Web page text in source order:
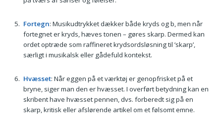
Fortegn: Musikudtrykket dækker både kryds og b, men når
fortegnet er kryds, hæves tonen – gøres skarp. Dermed kan
ordet optræde som raffineret krydsordsløsning til ’skarp’,
særligt i musikalsk eller gådefuld kontekst.
Hvæsset: Når eggen på et værktøj er genopfrisket på et
bryne, siger man den er hvæsset. I overført betydning kan en
skribent have hvæsset pennen, dvs. forberedt sig på en
skarp, kritisk eller afslørende artikel om et følsomt emne.